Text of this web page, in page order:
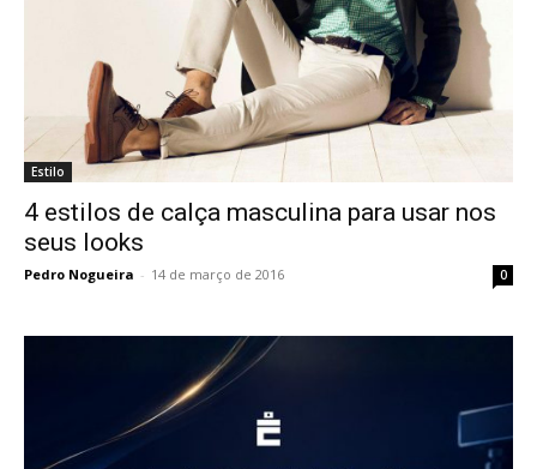
Estilo
4 estilos de calça masculina para usar nos
seus looks
Pedro Nogueira - 14 de março de 2016 0